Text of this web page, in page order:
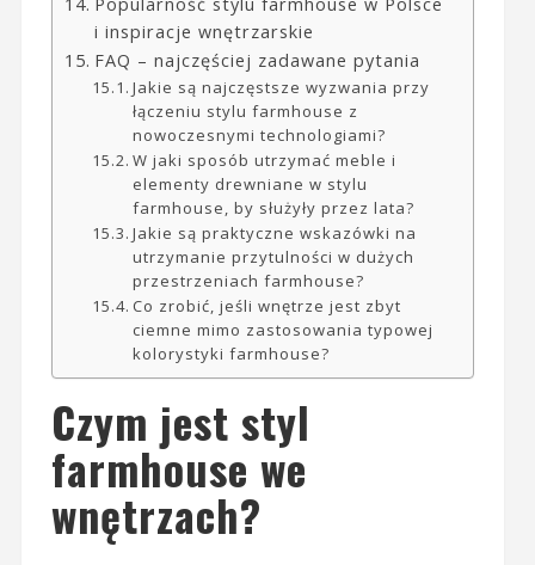
i inspiracje wnętrzarskie
FAQ – najczęściej zadawane pytania
Jakie są najczęstsze wyzwania przy
łączeniu stylu farmhouse z
nowoczesnymi technologiami?
W jaki sposób utrzymać meble i
elementy drewniane w stylu
farmhouse, by służyły przez lata?
Jakie są praktyczne wskazówki na
utrzymanie przytulności w dużych
przestrzeniach farmhouse?
Co zrobić, jeśli wnętrze jest zbyt
ciemne mimo zastosowania typowej
kolorystyki farmhouse?
Czym jest styl
farmhouse we
wnętrzach?